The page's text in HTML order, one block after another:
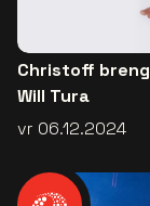
Christoff
Will Tura
vr 06.12.2024